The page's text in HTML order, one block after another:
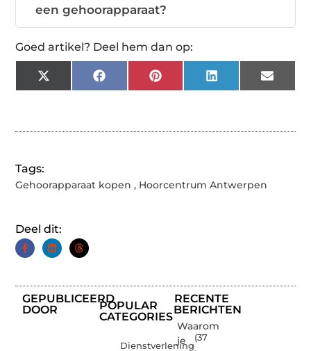
een gehoorapparaat?
Goed artikel? Deel hem dan op:
X
(Twitter)
FacebookPinterestLinkedInEmail
Tags:
Gehoorapparaat kopen , Hoorcentrum Antwerpen
Deel dit:
GEPUBLICEERD
DOOR
POPULAR
CATEGORIES
Dienstverlening
(37
RECENTE
BERICHTEN
Waarom
je